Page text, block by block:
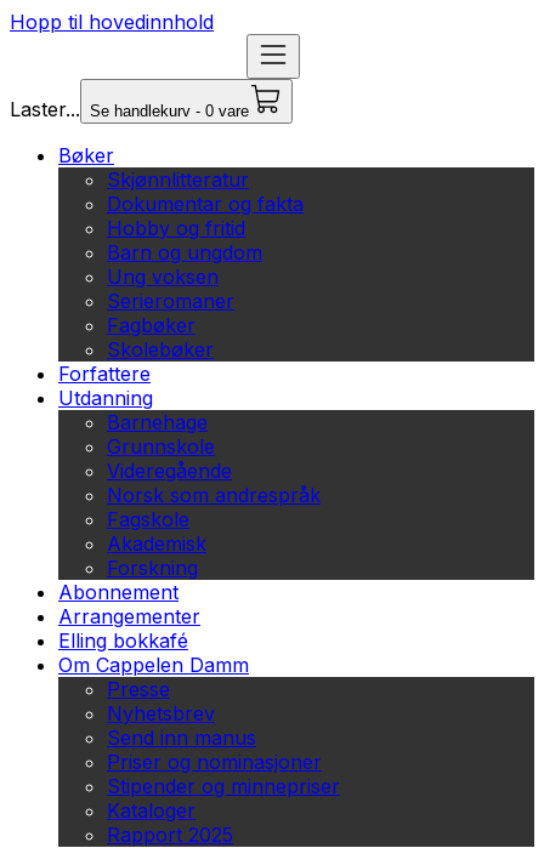
Hopp til hovedinnhold
Laster... Se handlekurv - 0 vare
Bøker
Skjønnlitteratur
Dokumentar og fakta
Hobby og fritid
Barn og ungdom
Ung voksen
Serieromaner
Fagbøker
Skolebøker
Forfattere
Utdanning
Barnehage
Grunnskole
Videregående
Norsk som andrespråk
Fagskole
Akademisk
Forskning
Abonnement
Arrangementer
Elling bokkafé
Om Cappelen Damm
Presse
Nyhetsbrev
Send inn manus
Priser og nominasjoner
Stipender og minnepriser
Kataloger
Rapport 2025